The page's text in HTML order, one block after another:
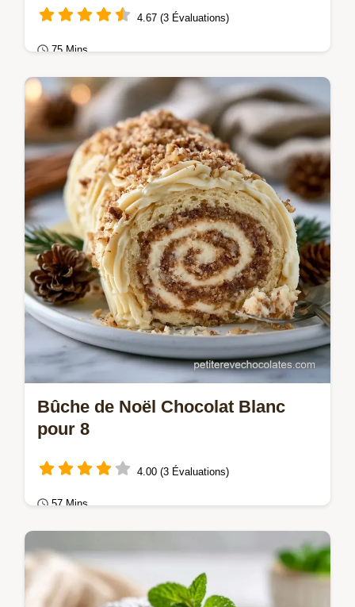
4.67 (3 Évaluations)
75 Mins
Gâteaux au chocolat
Ce Fondant chocolat au lait offre un cœur
coulant. Découvrez notre recette fondant
chocolat au lait avec checklist des erreurs…
Bûche de Noël Chocolat Blanc
pour 8
4.00 (3 Évaluations)
57 Mins
Tartes & entremets
Réalisez une Bûche de Noël chocolat blanc
maison. Ce dessert de Noël chocolat blanc